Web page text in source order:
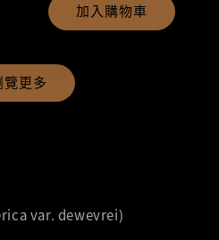
加入購物車
覽更多
var. dewevrei)